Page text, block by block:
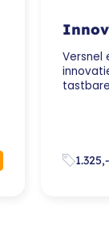
Versnel
1.325,-